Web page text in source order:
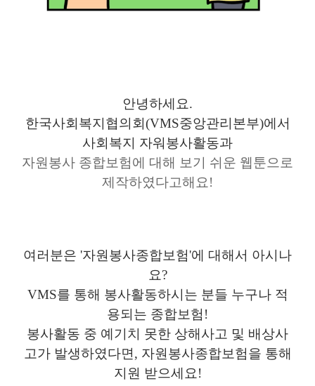
안녕하세요.
한국사회복지협의회(VMS중앙관리본부)에서
사회복지 자워봉사활동과
자원봉사 종합보험에 대해 보기 쉬운 웹툰으로
제작하였다고해요!
여러분은 '자원봉사종합보험'에 대해서 아시나
요?
VMS를 통해 봉사활동하시는 분들 누구나 적
용되는 종합보험!
봉사활동 중 예기치 못한 상해사고 및 배상사
고가 발생하였다면, 자원봉사종합보험을 통해
지원 받으세요!